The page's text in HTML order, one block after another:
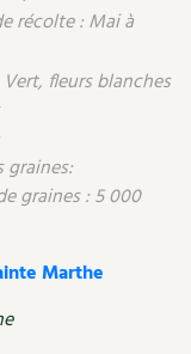
récolte : Mai à
fleurs blanches
graines:
graines : 5 000
Marthe